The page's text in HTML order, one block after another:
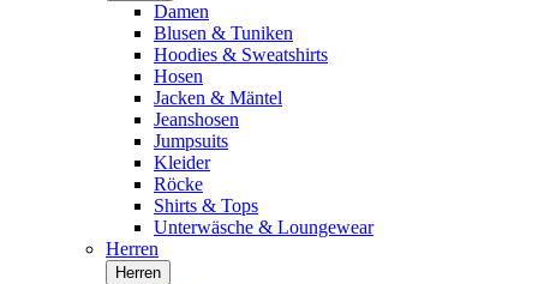
Damen
Blusen & Tuniken
Hoodies & Sweatshirts
Hosen
Jacken & Mäntel
Jeanshosen
Jumpsuits
Kleider
Röcke
Shirts & Tops
Unterwäsche & Loungewear
Herren
Herren